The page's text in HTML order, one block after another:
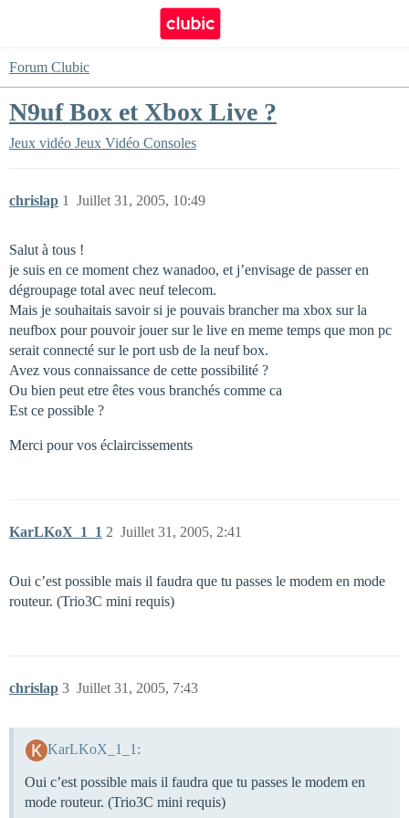
Forum Clubic
N9uf Box et Xbox Live ?
Jeux vidéo Jeux Vidéo Consoles
chrislap Juillet 31, 2005, 10:49
1
Salut à tous !
je suis en ce moment chez wanadoo, et j’envisage de passer en
dégroupage total avec neuf telecom.
Mais je souhaitais savoir si je pouvais brancher ma xbox sur la
neufbox pour pouvoir jouer sur le live en meme temps que mon pc
serait connecté sur le port usb de la neuf box.
Avez vous connaissance de cette possibilité ?
Ou bien peut etre êtes vous branchés comme ca
Est ce possible ?
Merci pour vos éclaircissements
KarLKoX_1_1 Juillet 31, 2005, 2:41
2
Oui c’est possible mais il faudra que tu passes le modem en mode
routeur. (Trio3C mini requis)
chrislap Juillet 31, 2005, 7:43
3
KarLKoX_1_1:
Oui c’est possible mais il faudra que tu passes le modem en
mode routeur. (Trio3C mini requis)